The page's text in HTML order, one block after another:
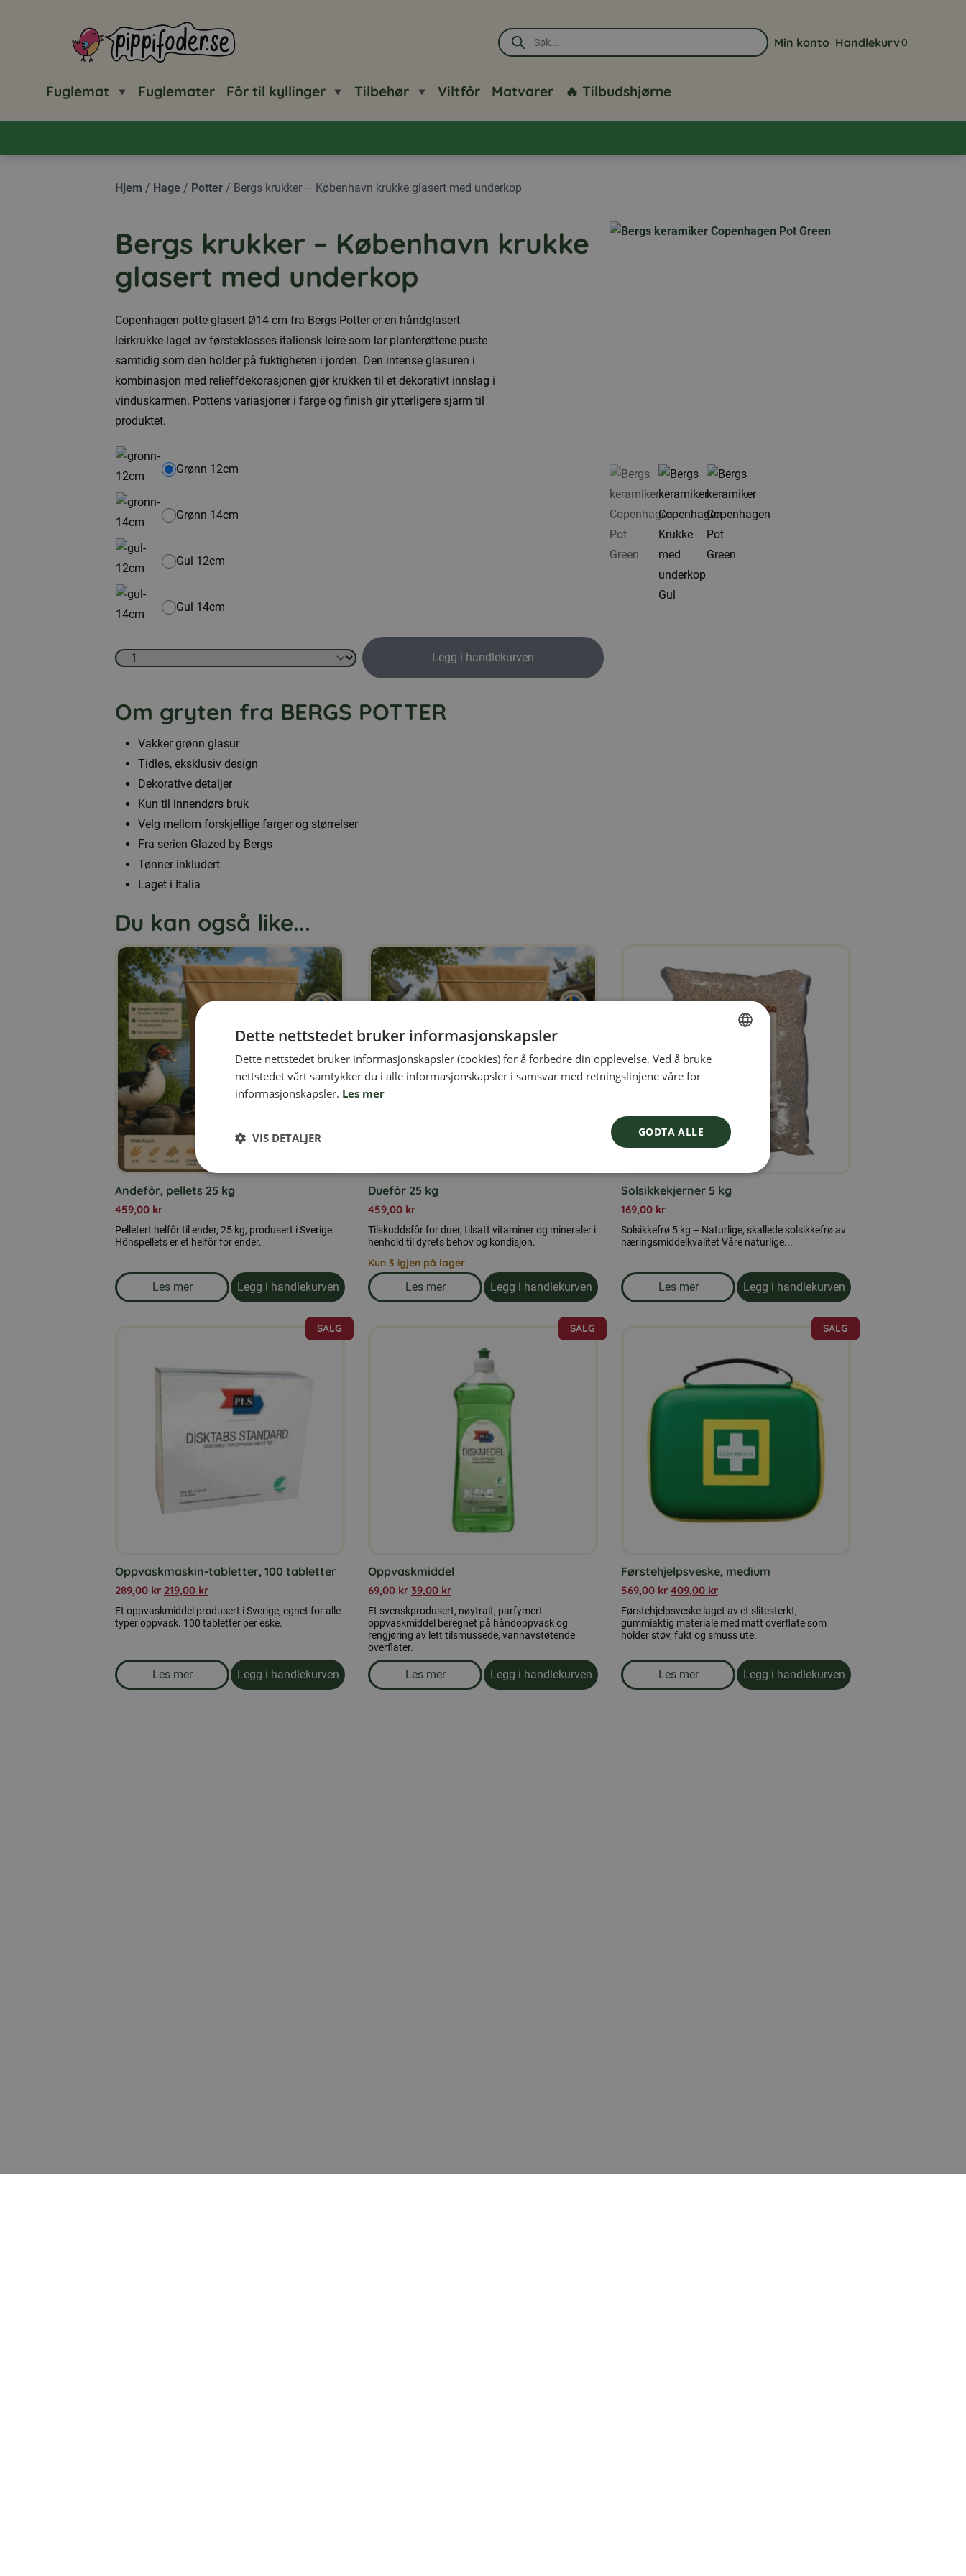
Pippifoder logo
Products
search
Gå til min kontoside
Min konto
Vis
Handlekurv0
Fuglemat Fuglemater Fôr til kyllinger Tilbehør Viltfôr Matvarer 🔥 Tilbudshjørne
Hjem / Hage / Potter / Bergs krukker – København krukke glasert med underkop
Bergs krukker – København krukke
glasert med underkop
Copenhagen potte glasert Ø14 cm fra Bergs Potter er en håndglasert
leirkrukke laget av førsteklasses italiensk leire som lar planterøttene puste
samtidig som den holder på fuktigheten i jorden. Den intense glasuren i
kombinasjon med relieffdekorasjonen gjør krukken til et dekorativt innslag i
vinduskarmen. Pottens variasjoner i farge og finish gir ytterligere sjarm til
produktet.
Grønn 12cm
Grønn 14cm
Gul 12cm
Gul 14cm
Bergs
-
København
krukke
glasert
med
underkop
antall
Legg i handlekurven
Om gryten fra BERGS POTTER
Vakker grønn glasur
Tidløs, eksklusiv design
Dekorative detaljer
Kun til innendørs bruk
Velg mellom forskjellige farger og størrelser
Fra serien Glazed by Bergs
Tønner inkludert
Laget i Italia
Du kan også like...
Andefôr, pellets 25 kg
459,00 kr
Pelletert helfôr til ender, 25 kg, produsert i Sverige.
Hönspellets er et helfôr for ender.
Les mer
om produkten Andefôr, pellets 25 kg
Legg i handlekurven
Duefôr 25 kg
459,00 kr
Tilskuddsfôr for duer, tilsatt vitaminer og mineraler i
henhold til dyrets behov og kondisjon.
Kun 3 igjen på lager
Les mer
om produkten Duefôr 25 kg
Legg i handlekurven
Solsikkekjerner 5 kg
169,00 kr
Solsikkefrø 5 kg – Naturlige, skallede solsikkefrø av
næringsmiddelkvalitet Våre naturlige...
Les mer
om produkten Solsikkekjerner 5 kg
Legg i handlekurven
SALG
Oppvaskmaskin-tabletter, 100 tabletter
289,00kr 219,00 kr
Et oppvaskmiddel produsert i Sverige, egnet for alle
typer oppvask. 100 tabletter per eske.
Les mer
om produkten Oppvaskmaskin-tabletter, 100 tabletter
Legg i handlekurven
SALG
Oppvaskmiddel
69,00kr 39,00 kr
Et svenskprodusert, nøytralt, parfymert
oppvaskmiddel beregnet på håndoppvask og
rengjøring av lett tilsmussede, vannavstøtende
overflater.
Les mer
om produkten Oppvaskmiddel
Legg i handlekurven
SALG
Førstehjelpsveske, medium
569,00kr 409,00 kr
Førstehjelpsveske laget av et slitesterkt,
gummiaktig materiale med matt overflate som
holder støv, fukt og smuss ute.
Les mer
om produkten Førstehjelpsveske, medium
Legg i handlekurven
SWEDISH
FINNISH
NORWEGIAN
Dette nettstedet bruker informasjonskapsler
Dette nettstedet bruker informasjonskapsler (cookies) for å forbedre din opplevelse. Ved å bruke
nettstedet vårt samtykker du i alle informasjonskapsler i samsvar med retningslinjene våre for
informasjonskapsler. Les mer
GODTA ALLE
VIS DETALJER